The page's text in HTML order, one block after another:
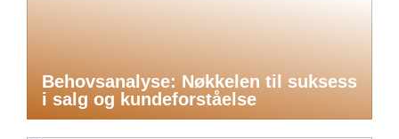
Behovsanalyse: Nøkkelen til suksess
i salg og kundeforståelse